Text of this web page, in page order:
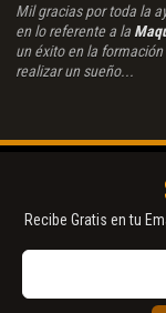
Mil gracias por toda la
en lo referente a la
un éxito en la
realizar un sueño...
Recibe Gratis en tu